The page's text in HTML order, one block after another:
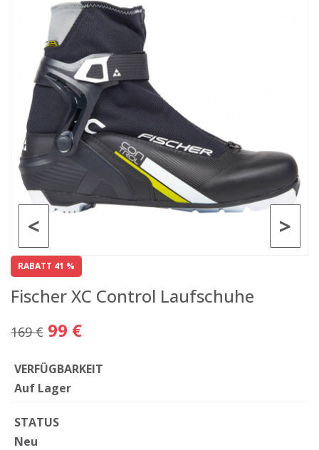
>
<
RABATT 41 %
Fischer XC Control Laufschuhe
169 € 99 €
VERFÜGBARKEIT
Auf Lager
STATUS
Neu